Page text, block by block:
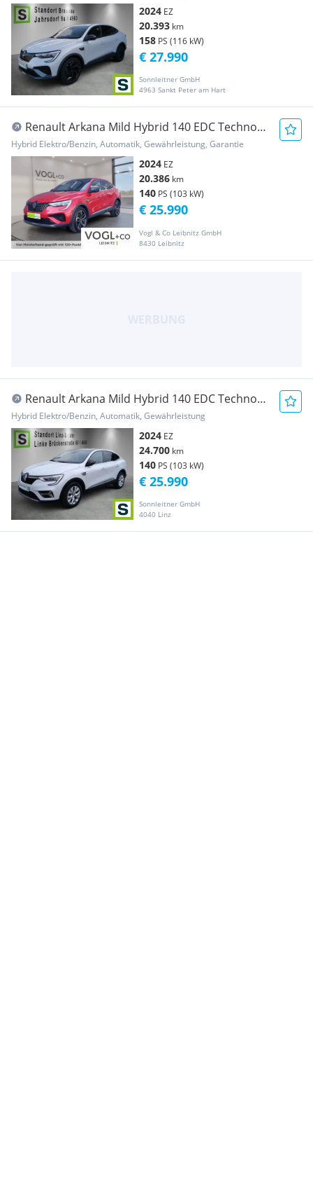
2024 EZ
20.393 km
158 PS (116 kW)
Sonnleitner GmbH
4963 Sankt Peter am Hart
€ 27.990
Renault Arkana Mild Hybrid 140 EDC Techno
Aut.
Hybrid Elektro/Benzin, Automatik, Gewährleistung, Garantie
2024 EZ
20.386 km
140 PS (103 kW)
Vogl & Co Leibnitz GmbH
8430 Leibnitz
€ 25.990
Renault Arkana Mild Hybrid 140 EDC Techno
Aut.
Hybrid Elektro/Benzin, Automatik, Gewährleistung
2024 EZ
24.700 km
140 PS (103 kW)
Sonnleitner GmbH
4040 Linz
€ 25.990